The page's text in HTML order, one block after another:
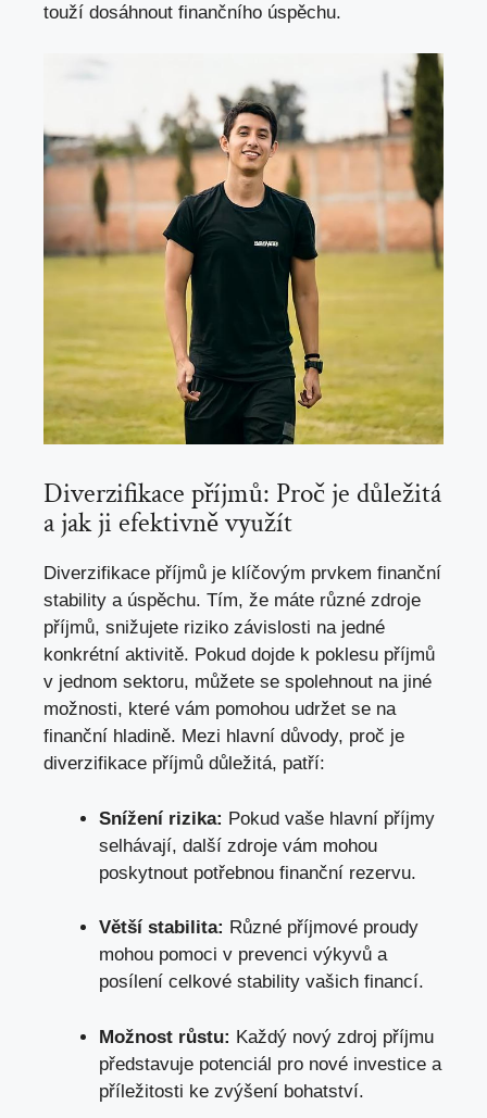
touží dosáhnout finančního úspěchu.
Diverzifikace příjmů: Proč je důležitá
a jak ji efektivně využít
Diverzifikace příjmů je klíčovým prvkem finanční
stability a úspěchu. Tím, že máte různé zdroje
příjmů, snižujete riziko závislosti na jedné
konkrétní aktivitě. Pokud dojde k poklesu příjmů
v jednom sektoru, můžete se spolehnout na jiné
možnosti, které vám pomohou udržet se na
finanční hladině. Mezi hlavní důvody, proč je
diverzifikace příjmů důležitá, patří:
Snížení rizika: Pokud vaše hlavní příjmy
selhávají, další zdroje vám mohou
poskytnout potřebnou finanční rezervu.
Větší stabilita: Různé příjmové proudy
mohou pomoci v prevenci výkyvů a
posílení celkové stability vašich financí.
Možnost růstu: Každý nový zdroj příjmu
představuje potenciál pro nové investice a
příležitosti ke zvýšení bohatství.